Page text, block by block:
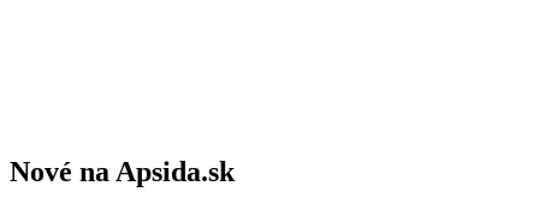
Nové na Apsida.sk